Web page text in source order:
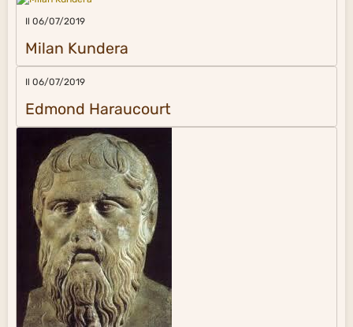
Il 06/07/2019
Milan Kundera
Il 06/07/2019
Edmond Haraucourt